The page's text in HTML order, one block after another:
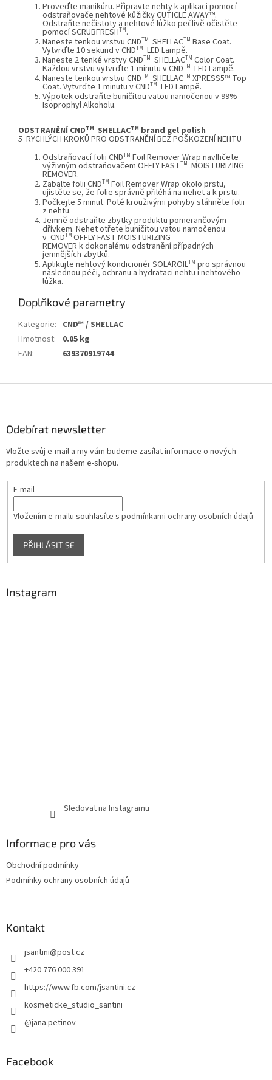
Proveďte manikúru. Připravte nehty k aplikaci pomocí
odstraňovače nehtové kůžičkyCUTICLE AWAY™.
Odstraňte nečistoty a nehtové lůžko pečlivě očistěte
pomocíSCRUBFRESHTM.
Naneste tenkou vrstvu CNDTM SHELLACTM Base Coat.
Vytvrďte 10 sekund vCNDTM LED Lampě.
Naneste 2 tenké vrstvyCNDTM SHELLACTM Color Coat.
Každou vrstvu vytvrďte 1 minutu vCNDTM LED Lampě.
Naneste tenkou vrstvu CNDTM SHELLACTM XPRESS5™ Top
Coat. Vytvrďte 1 minutu vCNDTM LED Lampě.
Výpotek odstraňte buničitou vatou namočenou v 99%
Isoprophyl Alkoholu.
ODSTRANĚNÍ CNDTM SHELLACTM brand gel polish
5 RYCHLÝCH KROKŮ PRO ODSTRANĚNÍ BEZ POŠKOZENÍ NEHTU
Odstraňovací folii CNDTM Foil Remover Wrap navlhčete
výživným odstraňovačem OFFLY FASTTM MOISTURIZING
REMOVER.
Zabalte folii CNDTM Foil Remover Wrap okolo prstu,
ujistěte se, že folie správně přiléhá na nehet a k prstu.
Počkejte 5 minut. Poté krouživými pohyby stáhněte folii
z nehtu.
Jemně odstraňte zbytky produktu pomerančovým
dřívkem. Nehet otřete buničitou vatou namočenou
v CNDTM OFFLY FAST MOISTURIZING
REMOVER k dokonalému odstranění případných
jemnějších zbytků.
Aplikujte nehtový kondicionérSOLAROILTM pro správnou
následnou péči, ochranu a hydrataci nehtu i nehtového
lůžka.
Doplňkové parametry
Kategorie: CND™ / SHELLAC
Hmotnost:
0.05 kg
EAN: 639370919744
Odebírat newsletter
Vložte svůj e-mail a my vám budeme zasílat informace o nových
produktech na našem e-shopu.
E-mail
Vložením e-mailu souhlasíte s podmínkami ochrany osobních údajů
PŘIHLÁSIT SE
Instagram
Sledovat na Instagramu
Informace pro vás
Obchodní podmínky
Podmínky ochrany osobních údajů
Kontakt
jsantini@post.cz
+420 776 000 391
https://www.fb.com/jsantini.cz
kosmeticke_studio_santini
@jana.petinov
Facebook